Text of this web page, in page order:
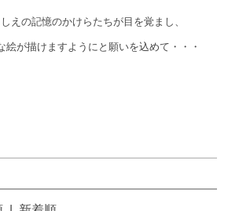
えの記憶のかけらたちが目を覚まし、
絵が描けますようにと願いを込めて・・・